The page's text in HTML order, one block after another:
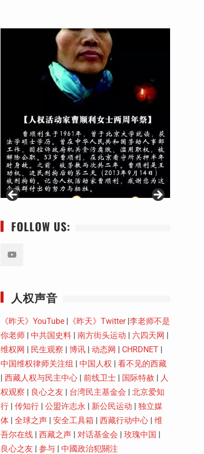
FOLLOW US:
人权声音
《昨天》YouTube | 《昨天》Twitter|李老师不是
你老师 | 中共国史料 | 南方街头运动 | 六四天网 |
维权网 | 民生观察 | 博讯 | 动态网 | CHRDNET |
中国维权律师关注组 | 中国人权 | 看不见的西藏
| 西藏人权与民主中心 | 前线卫士 | 国际特赦 | 人
权观察 | 良心之友 | 台湾民主基金会 | 北京爱知
行 | 传知行 | 公盟许志永 | 新公民运动 | 独立媒
体 | 全球之声 | 安全工具箱 | 西藏行动中心 | 维
吾尔在线 | 西藏之声 | 对话基金会 | 玫瑰中国 |
良心之友 | 参与 | 中國政治犯關注